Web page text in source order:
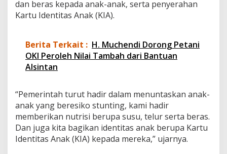
dan beras kepada anak-anak, serta penyerahan
Kartu Identitas Anak (KIA).
Berita Terkait : H. Muchendi Dorong Petani
OKI Peroleh Nilai Tambah dari Bantuan
Alsintan
“Pemerintah turut hadir dalam menuntaskan anak-
anak yang beresiko stunting, kami hadir
memberikan nutrisi berupa susu, telur serta beras.
Dan juga kita bagikan identitas anak berupa Kartu
Identitas Anak (KIA) kepada mereka,” ujarnya.